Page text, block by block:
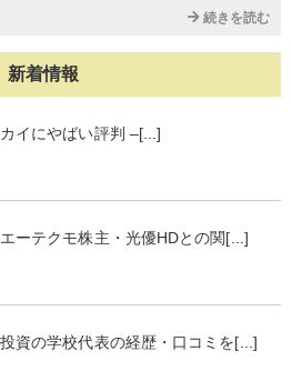
続きを読む
新着情報
イにやばい評判 –[...]
ーテクモ株主・光優HDとの関[...]
資の学校代表の経歴・口コミを[...]